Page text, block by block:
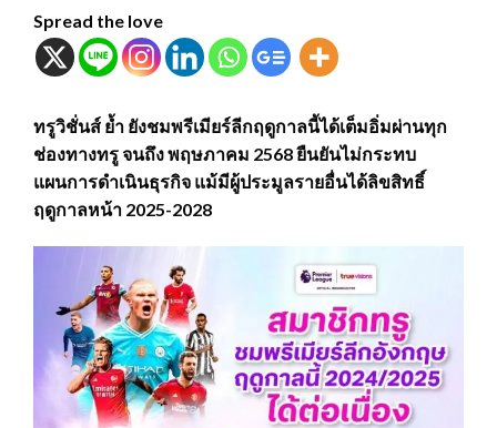
Spread the love
ทรูวิชั่นส์ ย้ำ ยังชมพรีเมียร์ลีกฤดูกาลนี้ได้เต็มอิ่มผ่านทุก
ช่องทางทรู จนถึง พฤษภาคม 2568 ยืนยันไม่กระทบ
แผนการดำเนินธุรกิจ แม้มีผู้ประมูลรายอื่นได้ลิขสิทธิ์
ฤดูกาลหน้า 2025-2028